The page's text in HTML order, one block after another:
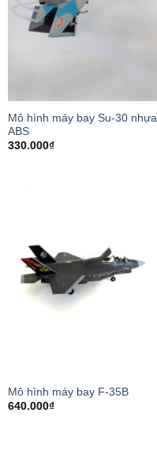
Mô hình máy bay Su-30 nhựa
ABS
330.000₫
Mô hình máy bay F-35B
640.000₫